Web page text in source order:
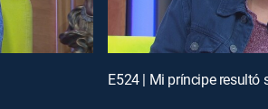
E524 | Mi príncipe resultó